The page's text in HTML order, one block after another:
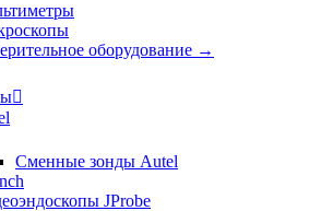
оборудование →

Сменные зонды Autel
JProbe